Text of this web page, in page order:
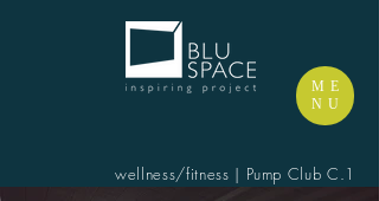
ME
NU
wellness/fitness | Pump Club C.1